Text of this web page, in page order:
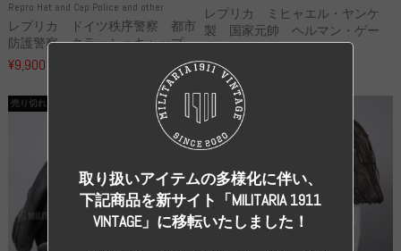
Repro Hat and Cap Police and other
レプリカ ドイツ秩序警察 都市
防護警察 クラッシュキャップ...
¥9,900
レプリカ ミヒャエル・ヤンケ
製 国家元帥 ヘルマン・ゲー
リ...
¥55,000
売り切れ 売り切れ
取り扱いアイテムの多様化に伴い、
下記商品を新サイト「MILITARIA 1911
VINTAGE」に移転いたしました！